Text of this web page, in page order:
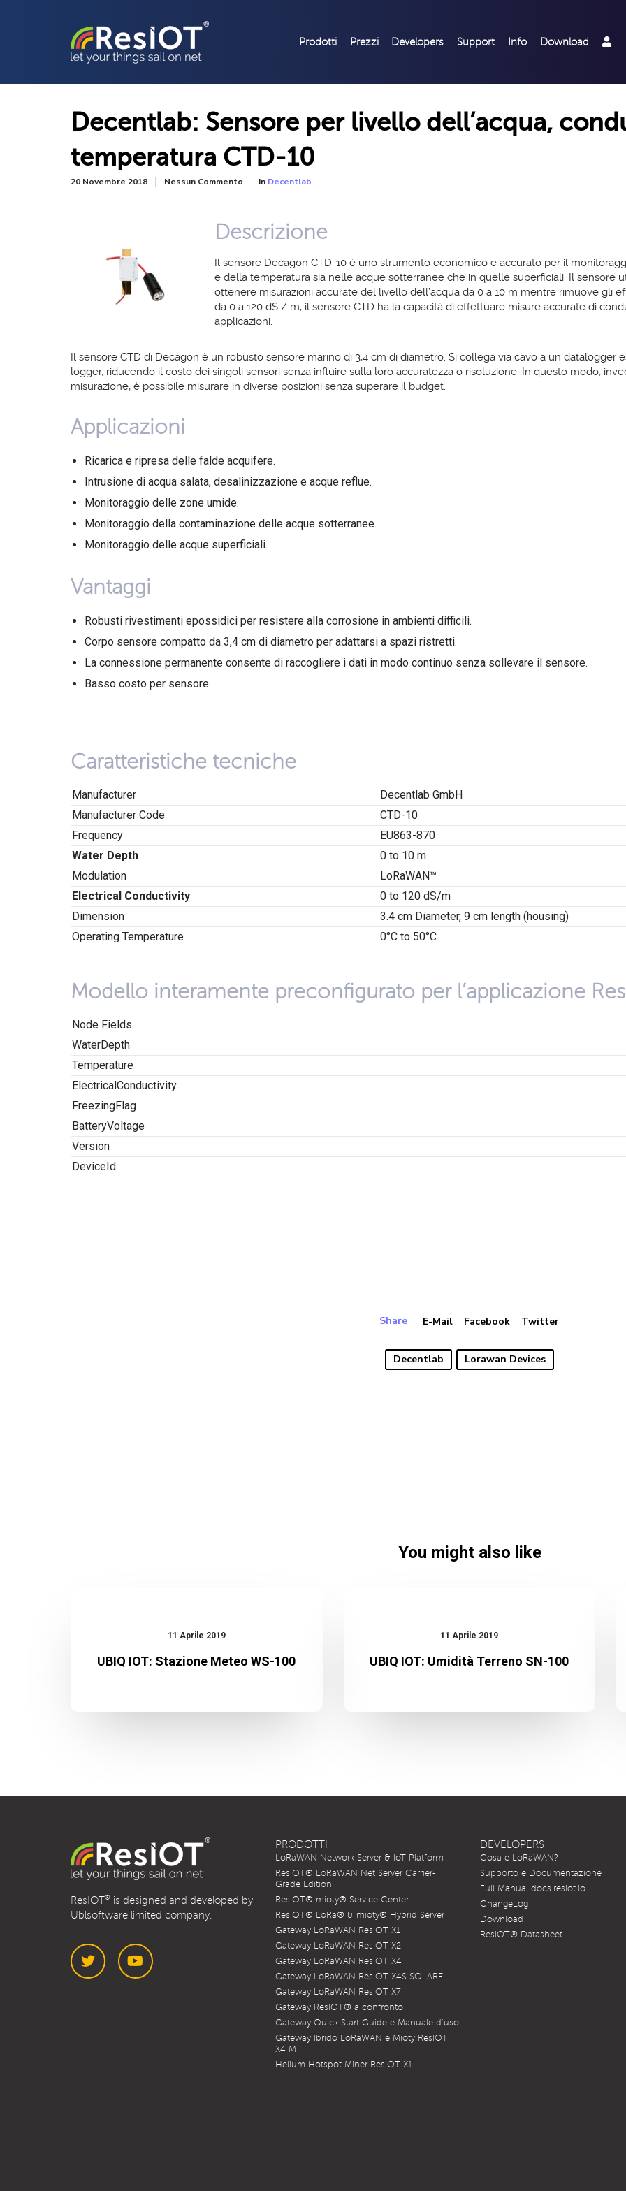
Prodotti Prezzi Developers Support Info Download
Decentlab: Sensore per livello dell’acqua,
temperatura CTD-10
20 Novembre 2018 Nessun Commento In Decentlab
Descrizione
Il sensore Decagon CTD-10 è uno strumento economico e accurato per il
e della temperatura sia nelle acque sotterranee che in quelle superficiali. Il sensore
ottenere misurazioni accurate del livello dell’acqua da 0 a 10 m mentre rimuove gli
da 0 a 120 dS / m, il sensore CTD ha la capacità di effettuare misure accurate di
applicazioni.
Il sensore CTD di Decagon è un robusto sensore marino di 3,4 cm di diametro. Si collega via cavo a un datalogger
logger, riducendo il costo dei singoli sensori senza influire sulla loro accuratezza o risoluzione. In questo modo,
misurazione, è possibile misurare in diverse posizioni senza superare il budget.
Applicazioni
Ricarica e ripresa delle falde acquifere.
Intrusione di acqua salata, desalinizzazione e acque reflue.
Monitoraggio delle zone umide.
Monitoraggio della contaminazione delle acque sotterranee.
Monitoraggio delle acque superficiali.
Vantaggi
Robusti rivestimenti epossidici per resistere alla corrosione in ambienti difficili.
Corpo sensore compatto da 3,4 cm di diametro per adattarsi a spazi ristretti.
La connessione permanente consente di raccogliere i dati in modo continuo senza sollevare il sensore.
Basso costo per sensore.
Caratteristiche tecniche
Manufacturer
Decentlab GmbH
Manufacturer Code
CTD-10
Frequency
EU863-870
Water Depth
0 to 10 m
Modulation
LoRaWAN™
Electrical Conductivity
0 to 120 dS/m
Dimension
3.4 cm Diameter, 9 cm length (housing)
Operating Temperature
0°C to 50°C
Modello interamente preconfigurato per l’applicazione
Node Fields
WaterDepth
Temperature
ElectricalConductivity
FreezingFlag
BatteryVoltage
Version
DeviceId
Share E-Mail Facebook Twitter
Decentlab Lorawan Devices
You might also like
Stazione
Meteo
11 Aprile 2019
UBIQ IOT: Stazione Meteo WS-100
Umidità
Terreno
11 Aprile 2019
UBIQ IOT: Umidità Terreno SN-100
ResIOT® is designed and developed by
Ublsoftware limited company.
PRODOTTI
LoRaWAN Network Server & IoT Platform
ResIOT® LoRaWAN Net Server Carrier-
Grade Edition
ResIOT® mioty® Service Center
ResIOT® LoRa® & mioty® Hybrid Server
Gateway LoRaWAN ResIOT X1
Gateway LoRaWAN ResIOT X2
Gateway LoRaWAN ResIOT X4
Gateway LoRaWAN ResIOT X4S SOLARE
Gateway LoRaWAN ResIOT X7
Gateway ResIOT® a confronto
Gateway Quick Start Guide e Manuale d’uso
Gateway Ibrido LoRaWAN e Mioty ResIOT
X4 M
Helium Hotspot Miner ResIOT X1
DEVELOPERS
Cosa è LoRaWAN?
Supporto e Documentazione
Full Manual docs.resiot.io
ChangeLog
Download
ResIOT® Datasheet